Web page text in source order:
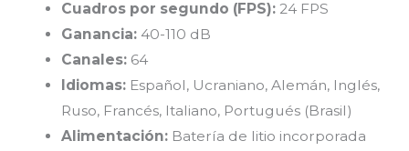
Cuadros por segundo (FPS):24 FPS
Ganancia:40-110 dB
Canales:64
Idiomas:Español, Ucraniano, Alemán, Inglés,
Ruso, Francés, Italiano, Portugués (Brasil)
Alimentación:Batería de litio incorporada